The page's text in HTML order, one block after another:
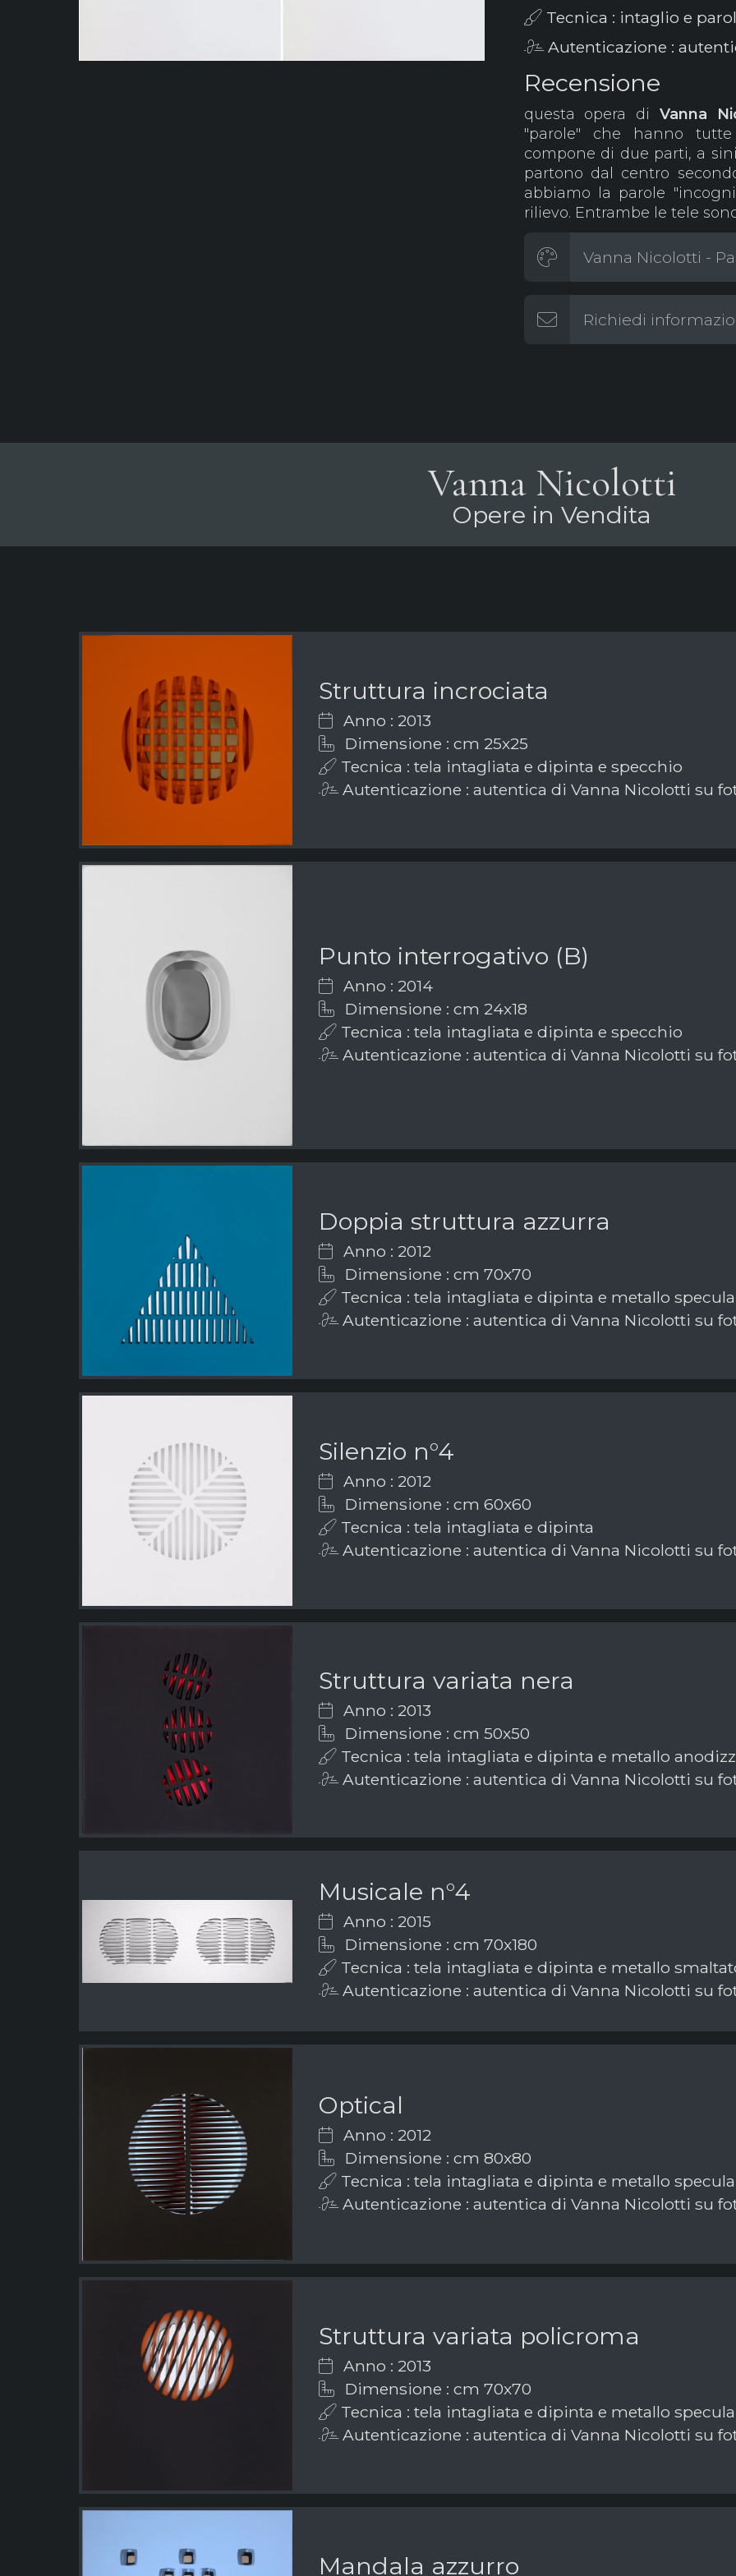
Tecnica : intaglio e
Autenticazione :
Recensione
questa opera diVanna
"parole" che hanno
compone di due parti, a
partono dal centro
abbiamo la parole
rilievo. Entrambe le tele
Vanna Nicolotti -
Richiedi
Vanna Nicolotti
Opere in Vendita
Struttura incrociata
Anno : 2013
Dimensione : cm 25x25
Tecnica : tela intagliata e dipinta e specchio
Autenticazione : autentica di Vanna Nicolotti su
Punto interrogativo (B)
Anno : 2014
Dimensione : cm 24x18
Tecnica : tela intagliata e dipinta e specchio
Autenticazione : autentica di Vanna Nicolotti su
Doppia struttura azzurra
Anno : 2012
Dimensione : cm 70x70
Tecnica : tela intagliata e dipinta e metallo
Autenticazione : autentica di Vanna Nicolotti su
Silenzio n°4
Anno : 2012
Dimensione : cm 60x60
Tecnica : tela intagliata e dipinta
Autenticazione : autentica di Vanna Nicolotti su
Struttura variata nera
Anno : 2013
Dimensione : cm 50x50
Tecnica : tela intagliata e dipinta e metallo
Autenticazione : autentica di Vanna Nicolotti su
Musicale n°4
Anno : 2015
Dimensione : cm 70x180
Tecnica : tela intagliata e dipinta e metallo
Autenticazione : autentica di Vanna Nicolotti su
Optical
Anno : 2012
Dimensione : cm 80x80
Tecnica : tela intagliata e dipinta e metallo
Autenticazione : autentica di Vanna Nicolotti su
Struttura variata policroma
Anno : 2013
Dimensione : cm 70x70
Tecnica : tela intagliata e dipinta e metallo
Autenticazione : autentica di Vanna Nicolotti su
Mandala azzurro